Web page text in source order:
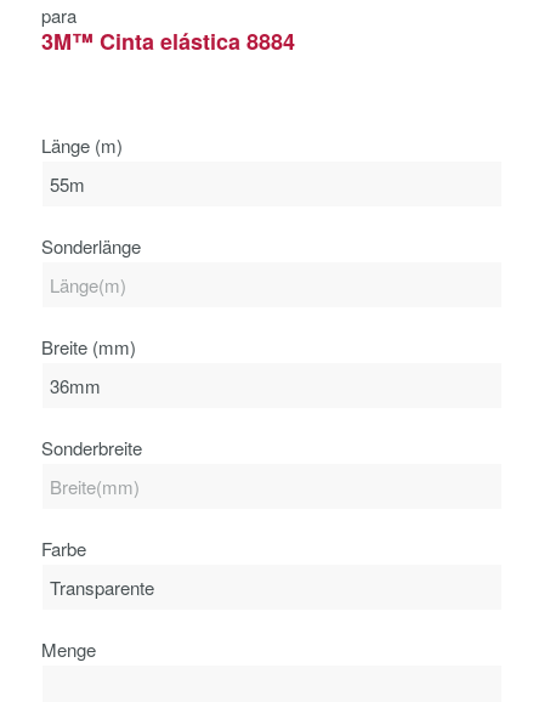
para
3M™ Cinta elástica 8884
Länge (m)
Sonderlänge
Breite (mm)
Sonderbreite
Farbe
Menge